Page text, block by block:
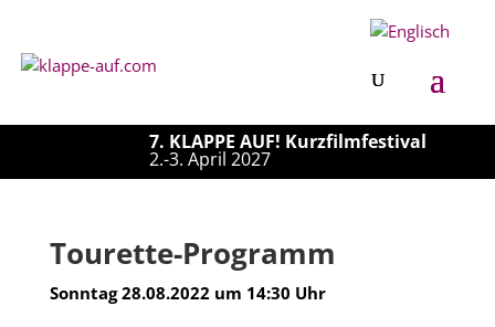
7. KLAPPE AUF! Kurzfilmfestival
2.-3. April 2027
Tourette-Programm
Sonntag 28.08.2022 um 14:30 Uhr